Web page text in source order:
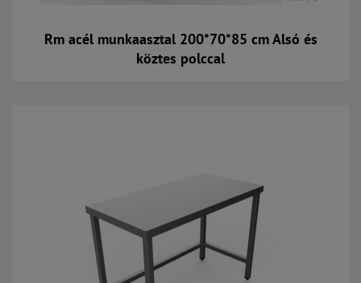
Rm acél munkaasztal 200*70*85 cm Alsó és
köztes polccal